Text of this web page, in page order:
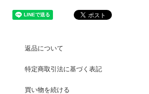
返品について
特定商取引法に基づく表記
買い物を続ける